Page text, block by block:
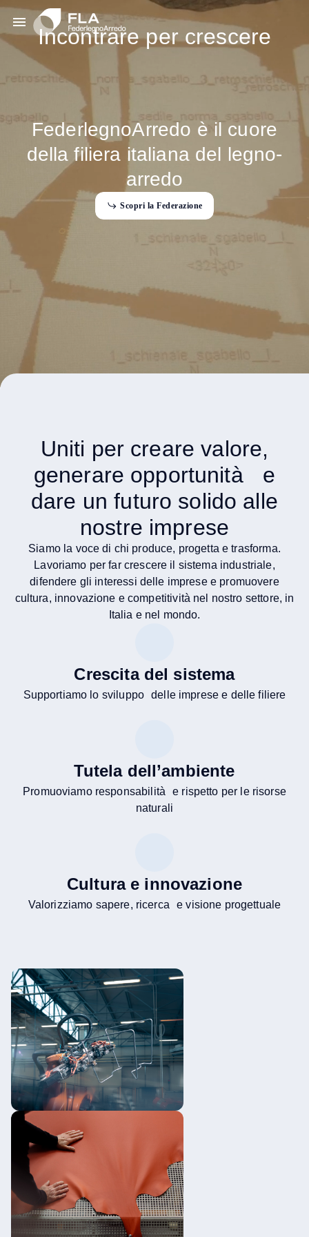
Incontrare per crescere
FederlegnoArredo è il cuore
della filiera italiana del legno-
arredo
Scopri la Federazione
Sco aFederazione
Uniti per creare valore,
generare opportunità e
dare un futuro solido alle
nostre imprese
Siamo la voce di chi produce, progetta e trasforma.
Lavoriamo per far crescere il sistema industriale,
difendere gli interessi delle imprese e promuovere
cultura, innovazione e competitività nel nostro settore, in
Italia e nel mondo.
Crescita del sistema
Supportiamo lo sviluppo delle imprese e delle filiere
Tutela dell’ambiente
Promuoviamo responsabilità e rispetto per le risorse
naturali
Cultura e innovazione
Valorizziamo sapere, ricerca e visione progettuale